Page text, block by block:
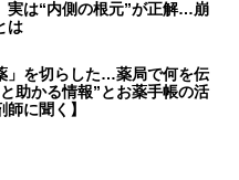
は“内側の根元”が正解…崩
は
」を切らした…薬局で何を伝
助かる情報”とお薬手帳の活
に聞く】